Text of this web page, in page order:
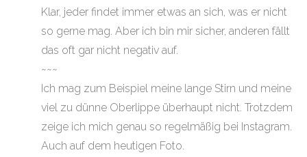
Klar, jeder findet immer etwas an sich, was er nicht
so gerne mag. Aber ich bin mir sicher, anderen fällt
das oft gar nicht negativ auf.
~~~
Ich mag zum Beispiel meine lange Stirn und meine
viel zu dünne Oberlippe überhaupt nicht. Trotzdem
zeige ich mich genau so regelmäßig bei Instagram.
Auch auf dem heutigen Foto.